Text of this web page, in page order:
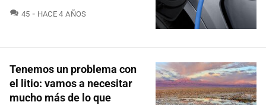
45 COMENTARIOS
HACE 4 AÑOS
Tenemos un problema con
el litio: vamos a necesitar
mucho más de lo que